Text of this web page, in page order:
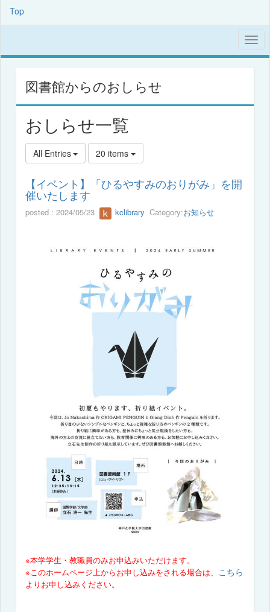
Top
図書館からのおしらせ
おしらせ一覧
All Entries 20 items
【イベント】「ひるやすみのおりがみ」を開
催いたします
posted : 2024/05/23 kclibrary Category:お知らせ
※本学学生・教職員のみお申込みいただけます。
※このホームページ上からお申し込みをされる場合は、 こちら
よりお申し込みください。